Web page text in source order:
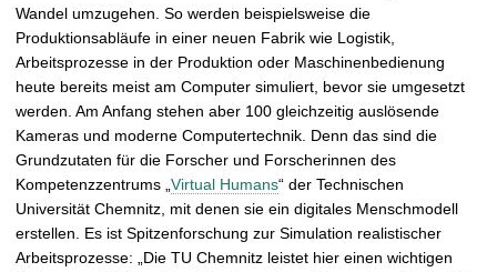
n
e
n
Wandel umzugehen. So werden beispielsweise die
Produktionsabläufe in einer neuen Fabrik wie Logistik,
Arbeitsprozesse in der Produktion oder Maschinenbedienung
heute bereits meist am Computer simuliert, bevor sie umgesetzt
werden. Am Anfang stehen aber 100 gleichzeitig auslösende
Kameras und moderne Computertechnik. Denn das sind die
Grundzutaten für die Forscher und Forscherinnen des
Kompetenzzentrums „Virtual Humans“ der Technischen
Universität Chemnitz, mit denen sie ein digitales Menschmodell
erstellen. Es ist Spitzenforschung zur Simulation realistischer
Arbeitsprozesse: „Die TU Chemnitz leistet hier einen wichtigen